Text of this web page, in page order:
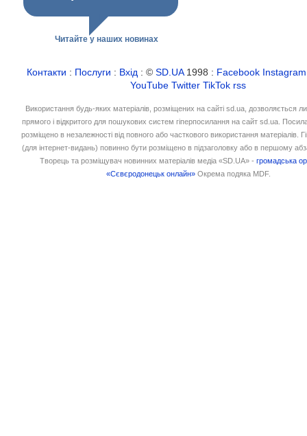
Читайте у наших новинах
Контакти : Послуги : Вхід : ©SD.UA1998 : Facebook Instagram
YouTube Twitter TikTok rss
Використання будь-яких матеріалів, розміщених на сайті sd.ua, дозволяється
прямого і відкритого для пошукових систем гіперпосилання на сайт sd.ua.
розміщено в незалежності від повного або часткового використання матеріалів.
(для інтернет-видань) повинно бути розміщено в підзаголовку або в першому
Творець та розміщувач новинних матеріалів медіа «SD.UA» -громадська
«Сєвєродонецьк онлайн» Окрема подяка MDF.